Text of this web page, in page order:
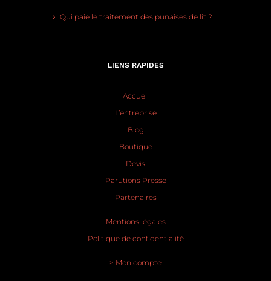
Qui paie le traitement des punaises de lit ?
LIENS RAPIDES
Accueil
L’entreprise
Blog
Boutique
Devis
Parutions Presse
Partenaires
Mentions légales
Politique de confidentialité
> Mon compte